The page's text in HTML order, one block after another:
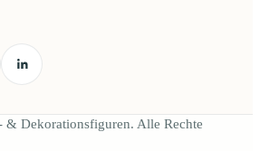
& Dekorationsfiguren. Alle Rechte